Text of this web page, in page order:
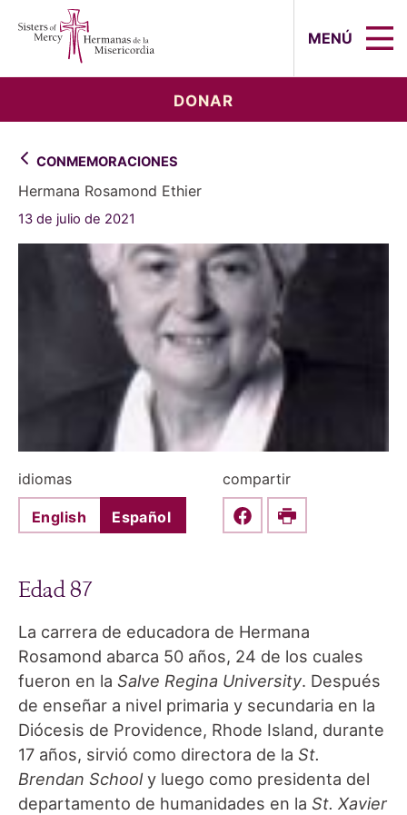
MENÚ
DONAR
CONMEMORACIONES
Hermana Rosamond Ethier
13 de julio de 2021
idiomas
English Español
compartir
Share this on Facebook
Print
Edad 87
La carrera de educadora de Hermana
Rosamond abarca 50 años, 24 de los cuales
fueron en la Salve Regina University. Después
de enseñar a nivel primaria y secundaria en la
Diócesis de Providence, Rhode Island, durante
17 años, sirvió como directora de la St.
Brendan Schooly luego como presidenta del
departamento de humanidades en la St. Xavier